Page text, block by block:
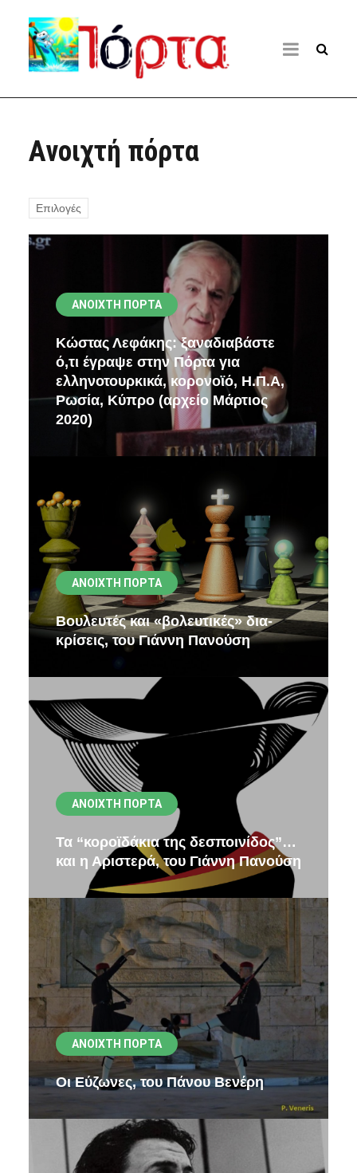
Ανοιχτή πόρτα
Επιλογές
ΑΝΟΙΧΤΉ ΠΌΡΤΑ
Κώστας Λεφάκης: ξαναδιαβάστε
ό,τι έγραψε στην Πόρτα για
ελληνοτουρκικά, κορονοϊό, Η.Π.Α,
Ρωσία, Κύπρο (αρχείο Μάρτιος
2020)
ΑΝΟΙΧΤΉ ΠΌΡΤΑ
Βουλευτές και «βολευτικές» δια-
κρίσεις, του Γιάννη Πανούση
ΑΝΟΙΧΤΉ ΠΌΡΤΑ
Τα “κοροϊδάκια της δεσποινίδος”…
και η Αριστερά, του Γιάννη Πανούση
ΑΝΟΙΧΤΉ ΠΌΡΤΑ
Οι Εύζωνες, του Πάνου Βενέρη